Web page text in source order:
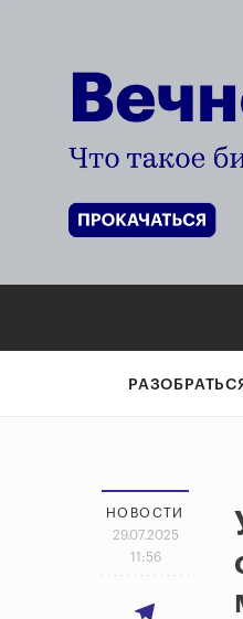
НОВОСТИ
29.07.2025
11:56